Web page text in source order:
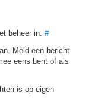
beheer in. #
Meld een bericht
eens bent of als
is op eigen